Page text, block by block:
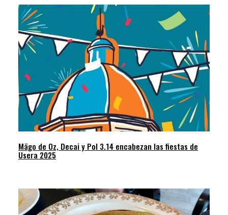
Mägo de Oz, Decai y Pol 3.14 encabezan las fiestas de
Usera 2025